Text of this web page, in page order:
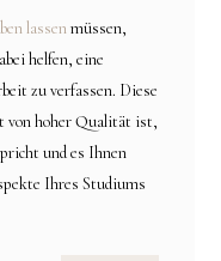
lassenmüssen,
helfen, eine
zu verfassen. Diese
von hoher Qualität ist,
und es Ihnen
Ihres Studiums